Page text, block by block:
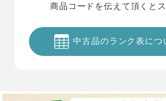
商品コードを伝えて頂くとス
中古品のランク表につ